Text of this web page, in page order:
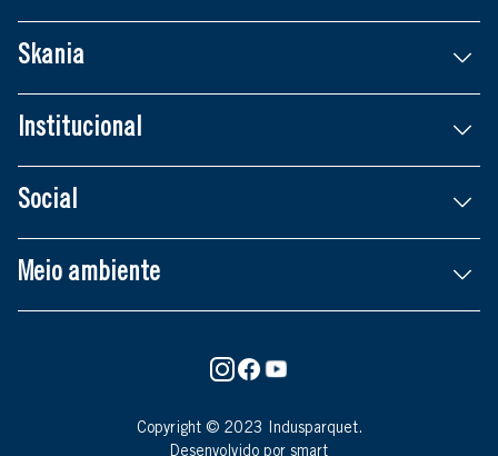
Skania
Institucional
Social
Meio ambiente
Copyright © 2023 Indusparquet.
Desenvolvido por smart